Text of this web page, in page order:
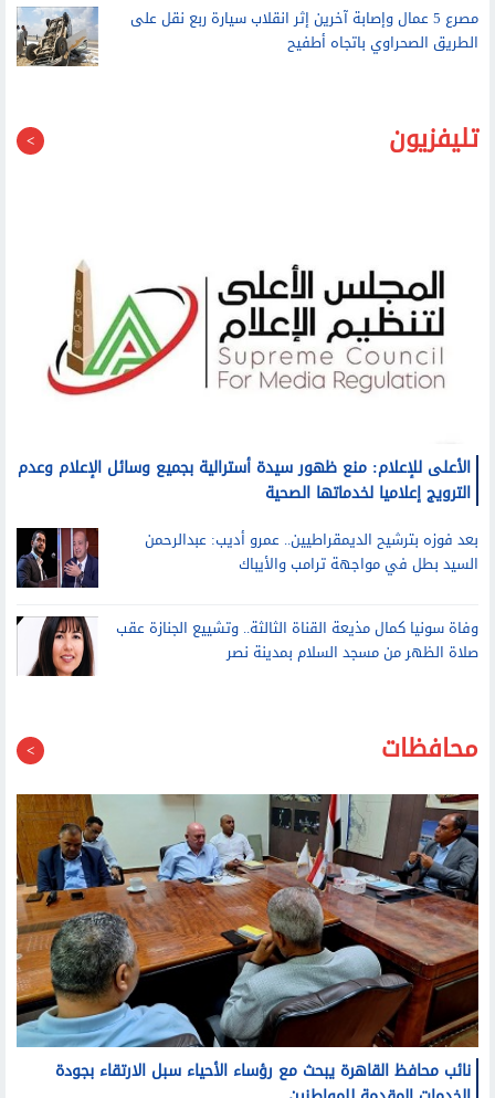
مصرع 5 عمال وإصابة آخرين إثر انقلاب سيارة ربع نقل على
الطريق الصحراوي باتجاه أطفيح
تليفزيون
الأعلى للإعلام: منع ظهور سيدة أسترالية بجميع وسائل الإعلام وعدم
الترويج إعلاميا لخدماتها الصحية
بعد فوزه بترشيح الديمقراطيين.. عمرو أديب: عبدالرحمن
السيد بطل في مواجهة ترامب والأيباك
وفاة سونيا كمال مذيعة القناة الثالثة.. وتشييع الجنازة عقب
صلاة الظهر من مسجد السلام بمدينة نصر
محافظات
نائب محافظ القاهرة يبحث مع رؤساء الأحياء سبل الارتقاء بجودة